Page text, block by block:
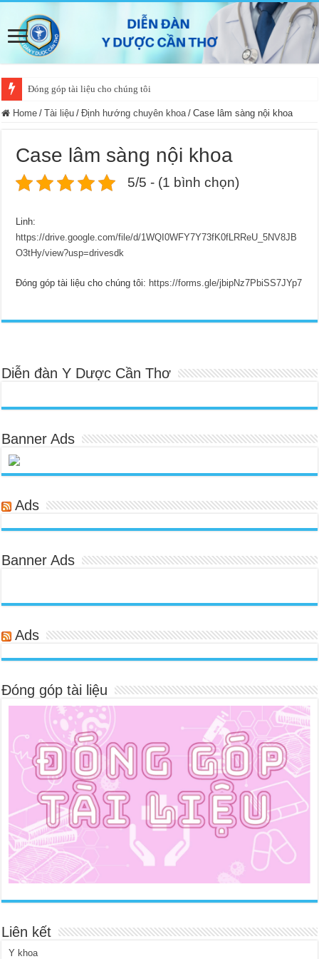
Đóng góp tài liệu cho chúng tôi
Home / Tài liệu / Định hướng chuyên khoa / Case lâm sàng nội khoa
Case lâm sàng nội khoa
5/5 - (1 bình chọn)
Linh:
https://drive.google.com/file/d/1WQI0WFY7Y73fK0fLRReU_5NV8JB
O3tHy/view?usp=drivesdk
Đóng góp tài liệu cho chúng tôi: https://forms.gle/jbipNz7PbiSS7JYp7
Diễn đàn Y Dược Cần Thơ
Banner Ads
Ads
Banner Ads
Ads
Đóng góp tài liệu
Liên kết
Y khoa